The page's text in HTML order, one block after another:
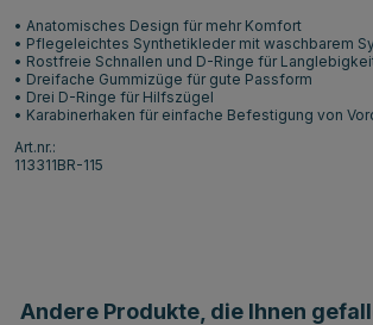
• Anatomisches Design für mehr Komfort
• Pflegeleichtes Synthetikleder mit waschbarem
• Rostfreie Schnallen und D-Ringe für
• Dreifache Gummizüge für gute Passform
• Drei D-Ringe für Hilfszügel
• Karabinerhaken für einfache Befestigung von
Art.nr.:
113311BR-115
Andere Produkte, die Ihnen